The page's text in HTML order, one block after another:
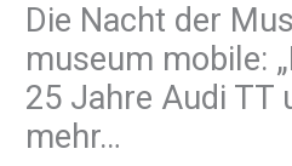
Die Nacht der
museum mobile:
25 Jahre Audi TT
mehr…